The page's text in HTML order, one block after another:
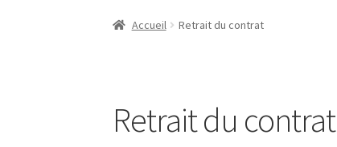
Accueil Retrait du contrat
Retrait du contrat